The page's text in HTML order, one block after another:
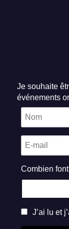
Je souhaite
événements
Combien
J’ai lu et